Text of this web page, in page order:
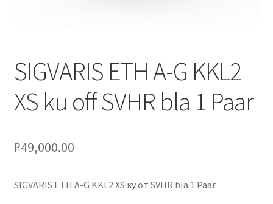
SIGVARIS ETH A-G KKL2
XS ku off SVHR bla 1 Paar
₽49,000.00
SIGVARIS ETH A-G KKL2 XS ку от SVHR bla 1 Paar